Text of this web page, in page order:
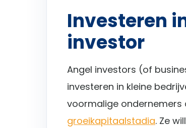
Investeren
investor
Angel investors (of
investeren in kleine
voormalige ondernemers
groeikapitaalstadia. Ze